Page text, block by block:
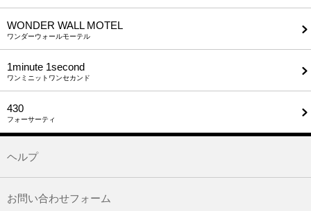
WONDER WALL MOTEL
ワンダーウォールモーテル
1minute​ 1second
ワンミニットワンセカンド
430
フォーサーティ
ヘルプ
お問い合わせフォーム